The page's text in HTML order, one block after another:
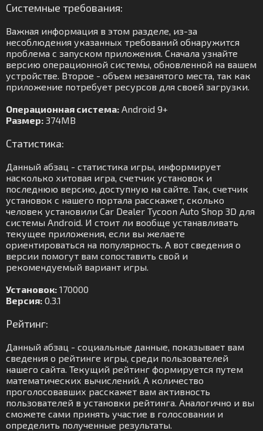
Системные требования:
Важная информация в этом разделе, из-за
несоблюдения указанных требований обнаружится
проблема с запуском приложения. Сначала узнайте
версию операционной системы, обновленной на вашем
устройстве. Второе - объем незанятого места, так как
приложение потребует ресурсов для своей загрузки.
Операционная система: Android 9+
Размер: 374MB
Статистика:
Данный абзац - статистика игры, информирует
насколько хитовая игра, счетчик установок и
последнюю версию, доступную на сайте. Так, счетчик
установок с нашего портала расскажет, сколько
человек установили Car Dealer Tycoon Auto Shop 3D для
системы Android. И стоит ли вообще устанавливать
текущее приложения, если вы желаете
ориентироваться на популярность. А вот сведения о
версии помогут вам сопоставить свой и
рекомендуемый вариант игры.
Установок: 170000
Версия: 0.3.1
Рейтинг:
Данный абзац - социальные данные, показывает вам
сведения о рейтинге игры, среди пользователей
нашего сайта. Текущий рейтинг формируется путем
математических вычислений. А количество
проголосовавших расскажет вам активность
пользователей в установки рейтинга. Аналогично и вы
сможете сами принять участие в голосовании и
определить полученные результаты.